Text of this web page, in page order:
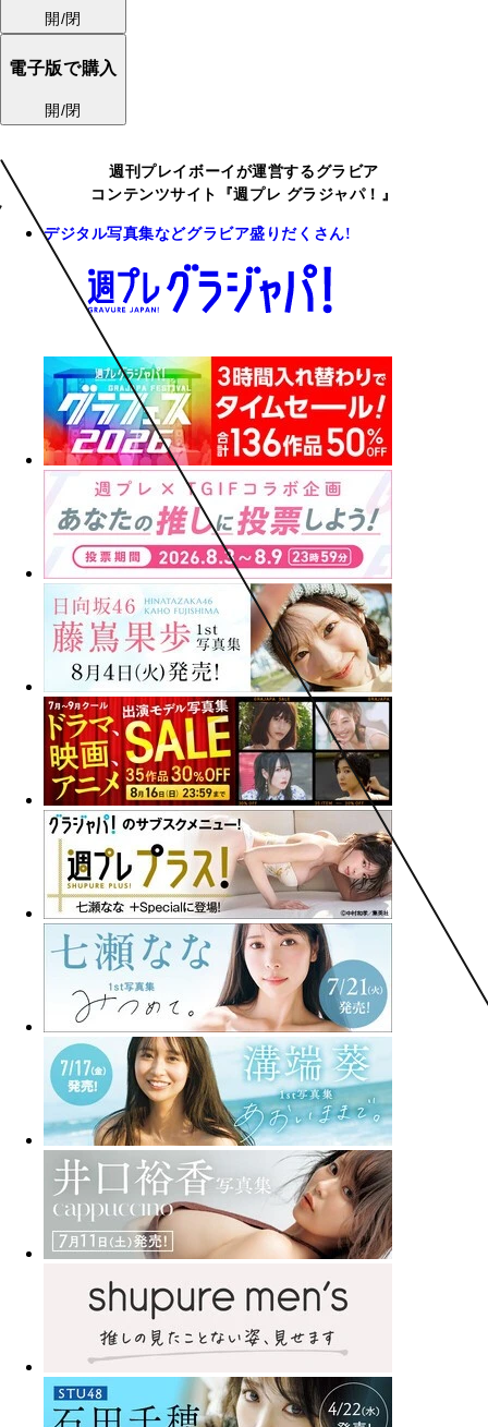
開/閉
電子版で購入
開/閉
週刊プレイボーイが運営するグラビア
コンテンツサイト『週プレ グラジャパ！』
デジタル写真集などグラビア盛りだくさん!